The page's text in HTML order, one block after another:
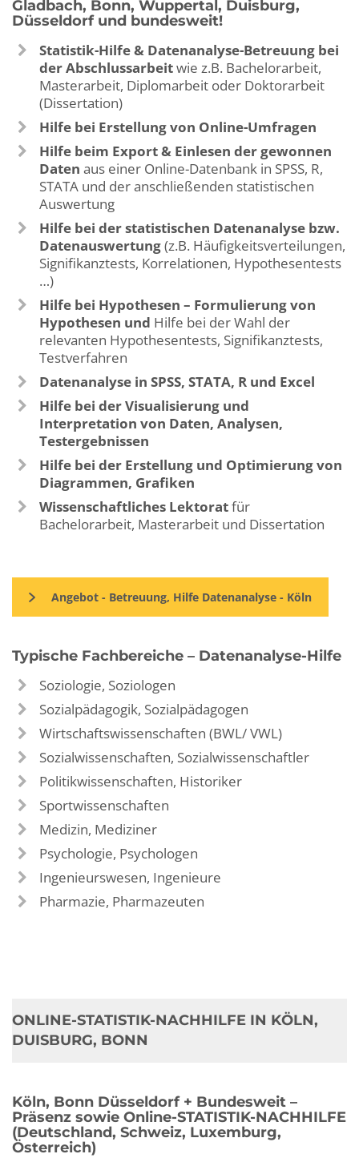
Gladbach, Bonn, Wuppertal, Duisburg,
Düsseldorf und bundesweit!
Statistik-Hilfe & Datenanalyse-Betreuung bei
der Abschlussarbeitwie z.B. Bachelorarbeit,
Masterarbeit, Diplomarbeit oder Doktorarbeit
(Dissertation)
Hilfe bei Erstellung von Online-Umfragen
Hilfe beim Export & Einlesen der gewonnen
Daten aus einer Online-Datenbank in SPSS, R,
STATA und der anschließenden statistischen
Auswertung
Hilfe bei der statistischen Datenanalyse bzw.
Datenauswertung(z.B. Häufigkeitsverteilungen,
Signifikanztests, Korrelationen, Hypothesentests
…)
Hilfe bei Hypothesen – Formulierung von
Hypothesen und Hilfe bei der Wahl der
relevanten Hypothesentests, Signifikanztests,
Testverfahren
Datenanalyse in SPSS, STATA, R und Excel
Hilfe bei der Visualisierung und
Interpretation von Daten, Analysen,
Testergebnissen
Hilfe bei der Erstellung und Optimierung von
Diagrammen, Grafiken
Wissenschaftliches Lektoratfür
Bachelorarbeit, Masterarbeit und Dissertation
Angebot - Betreuung, Hilfe Datenanalyse - Köln
Typische Fachbereiche – Datenanalyse-Hilfe
Soziologie, Soziologen
Sozialpädagogik, Sozialpädagogen
Wirtschaftswissenschaften (BWL/ VWL)
Sozialwissenschaften, Sozialwissenschaftler
Politikwissenschaften, Historiker
Sportwissenschaften
Medizin, Mediziner
Psychologie, Psychologen
Ingenieurswesen, Ingenieure
Pharmazie, Pharmazeuten
ONLINE-STATISTIK-NACHHILFE IN KÖLN,
DUISBURG, BONN
Köln, Bonn Düsseldorf + Bundesweit –
Präsenz sowie Online-STATISTIK-NACHHILFE
(Deutschland, Schweiz, Luxemburg,
Österreich)